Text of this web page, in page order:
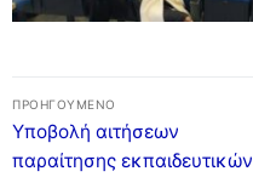
Πλοήγηση
άρθρων
ΠΡΟΗΓΟΎΜΕΝΟ
Προηγούμενο
άρθρο:
Υποβολή αιτήσεων
παραίτησης εκπαιδευτικών